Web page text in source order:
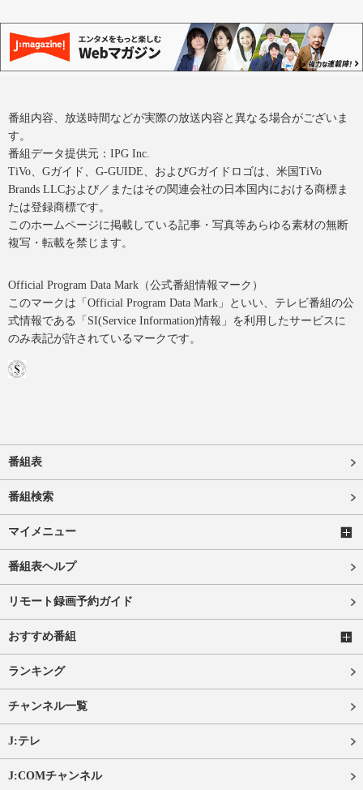
番組内容、放送時間などが実際の放送内容と異なる場合がございま
す。
番組データ提供元：IPG Inc.
TiVo、Gガイド、G-GUIDE、およびGガイドロゴは、米国TiVo
Brands LLCおよび／またはその関連会社の日本国内における商標ま
たは登録商標です。
このホームページに掲載している記事・写真等あらゆる素材の無断
複写・転載を禁じます。
Official Program Data Mark（公式番組情報マーク）
このマークは「Official Program Data Mark」といい、テレビ番組の公
式情報である「SI(Service Information)情報」を利用したサービスに
のみ表記が許されているマークです。
番組表
番組検索
マイメニュー
番組表ヘルプ
リモート録画予約ガイド
おすすめ番組
ランキング
チャンネル一覧
J:テレ
J:COMチャンネル